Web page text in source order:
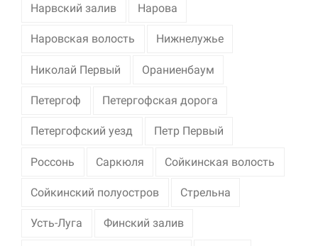
Нарвский залив Нарова
Наровская волость Нижнелужье
Николай Первый Ораниенбаум
Петергоф Петергофская дорога
Петергофский уезд Петр Первый
Россонь Саркюля Сойкинская волость
Сойкинский полуостров Стрельна
Усть-Луга Финский залив